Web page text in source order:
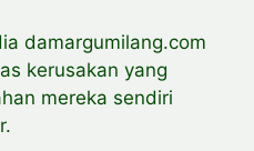
damargumilang.com
kerusakan yang
mereka sendiri